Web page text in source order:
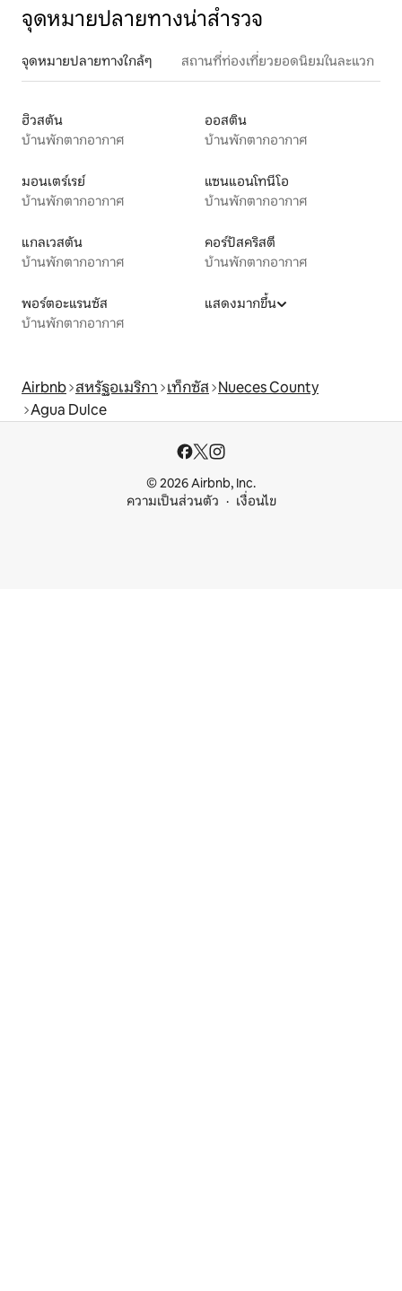
จุดหมายปลายทางน่าสำรวจ
จุดหมายปลายทางใกล้ๆ สถานที่ท่องเที่ยวยอดนิยมในละแวก
ฮิวสตัน
บ้านพักตากอากาศ
ออสติน
บ้านพักตากอากาศ
มอนเตร์เรย์
บ้านพักตากอากาศ
แซนแอนโทนีโอ
บ้านพักตากอากาศ
แกลเวสตัน
บ้านพักตากอากาศ
คอร์ปัสคริสตี
บ้านพักตากอากาศ
พอร์ตอะแรนซัส
บ้านพักตากอากาศ
แสดงมากขึ้น
Airbnb สหรัฐอเมริกา เท็กซัส Nueces County
Agua Dulce
© 2026 Airbnb, Inc.
ความเป็นส่วนตัว
เงื่อนไข